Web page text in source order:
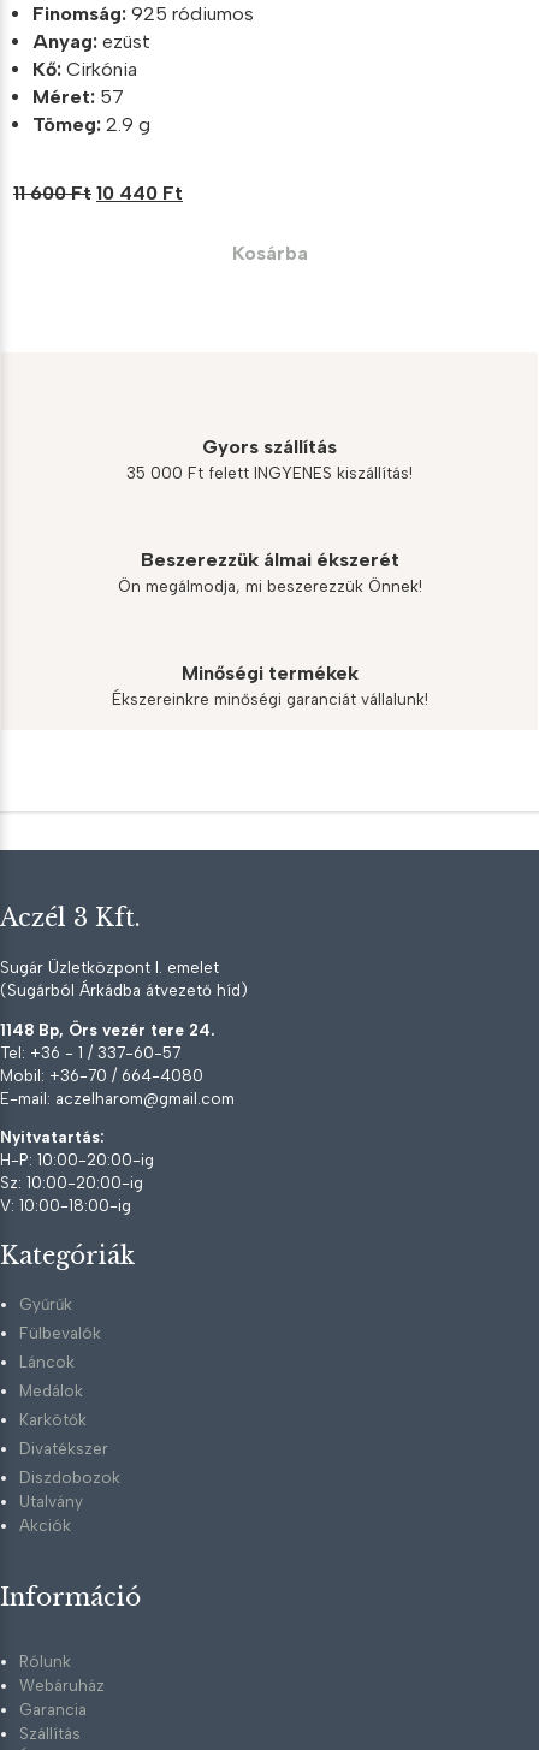
Finomság: 925 ródiumos
Anyag: ezüst
Kő: Cirkónia
Méret: 57
Tömeg: 2.9 g
11 600Ft Original
10 440 Ft
Kosárba
Gyors szállítás
35 000 Ft felett INGYENES kiszállítás!
Beszerezzük álmai ékszerét
Ön megálmodja, mi beszerezzük Önnek!
Minőségi termékek
Ékszereinkre minőségi garanciát vállalunk!
Aczél 3 Kft.
Sugár Üzletközpont I. emelet
(Sugárból Árkádba átvezető híd)
1148 Bp, Örs vezér tere 24.
Tel: +36 - 1 / 337-60-57
Mobil: +36-70 / 664-4080
E-mail: aczelharom@gmail.com
Nyitvatartás:
H-P: 10:00-20:00-ig
Sz: 10:00-20:00-ig
V: 10:00-18:00-ig
Kategóriák
Gyűrűk
Fülbevalók
Láncok
Medálok
Karkötők
Divatékszer
Diszdobozok
Utalvány
Akciók
Információ
Rólunk
Webáruház
Garancia
Szállítás